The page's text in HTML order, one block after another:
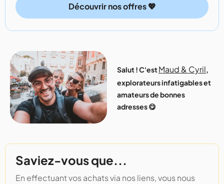
Découvrir nos offres 💖
Salut ! C'estMaud & Cyril,
explorateurs infatigables et
amateurs de bonnes
adresses 😋
Saviez-vous que...
En effectuant vos achats via nos liens, vous nous